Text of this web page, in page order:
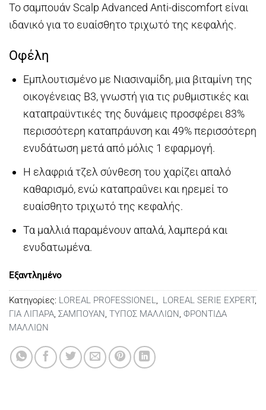
Το σαμπουάν Scalp Advanced Anti-discomfort είναι
ιδανικό για το ευαίσθητο τριχωτό της κεφαλής.
Οφέλη
Εμπλουτισμένο με Νιασιναμίδη, μια βιταμίνη της
οικογένειας Β3, γνωστή για τις ρυθμιστικές και
καταπραϋντικές της δυνάμεις προσφέρει 83%
περισσότερη καταπράυνση και 49% περισσότερη
ενυδάτωση μετά από μόλις 1 εφαρμογή.
Η ελαφριά τζελ σύνθεση του χαρίζει απαλό
καθαρισμό, ενώ καταπραΰνει και ηρεμεί το
ευαίσθητο τριχωτό της κεφαλής.
Τα μαλλιά παραμένουν απαλά, λαμπερά και
ενυδατωμένα.
Εξαντλημένο
Κατηγορίες: LOREAL PROFESSIONEL LOREAL SERIE EXPERT,
ΓΙΑ ΛΙΠΑΡΑ ΣΑΜΠΟΥΑΝ ΤΥΠΟΣ ΜΑΛΛΙΩΝ ΦΡΟΝΤΙΔΑ
ΜΑΛΛΙΩΝ